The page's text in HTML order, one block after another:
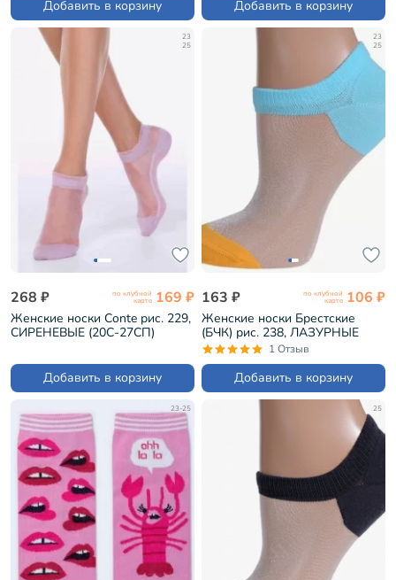
Добавить в корзину
Добавить в корзину
23
25
268 ₽ по клубной
карте 169 ₽
Женские носки Conte рис. 229,
СИРЕНЕВЫЕ (20С-27СП)
Добавить в корзину
23
25
163 ₽ по клубной
карте 106 ₽
Женские носки Брестские
(БЧК) рис. 238, ЛАЗУРНЫЕ
(19С1121)
1 Отзыв
Добавить в корзину
23-25 25